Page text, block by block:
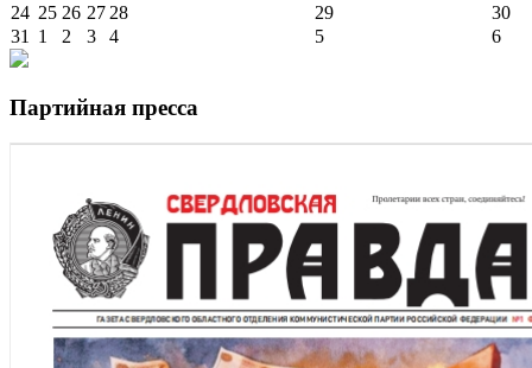
24 25 26 27 28 29
30
31
1 2 3 4 5 6
Партийная пресса